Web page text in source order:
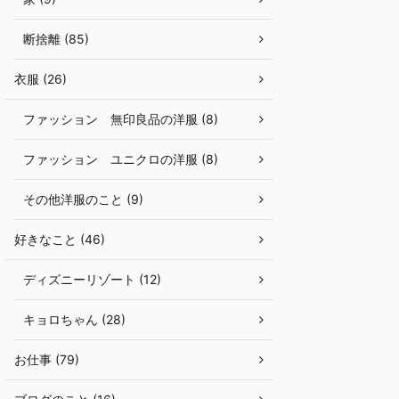
断捨離 (85)
衣服 (26)
ファッション 無印良品の洋服 (8)
ファッション ユニクロの洋服 (8)
その他洋服のこと (9)
好きなこと (46)
ディズニーリゾート (12)
キョロちゃん (28)
お仕事 (79)